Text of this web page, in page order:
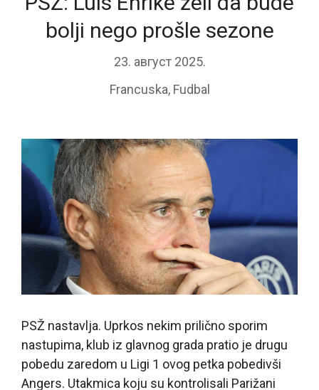
bolji nego prošle sezone
23. август 2025.
Francuska, Fudbal
PSŽ nastavlja. Uprkos nekim prilično sporim
nastupima, klub iz glavnog grada pratio je drugu
pobedu zaredom u Ligi 1 ovog petka pobedivši
Angers. Utakmica koju su kontrolisali Parižani